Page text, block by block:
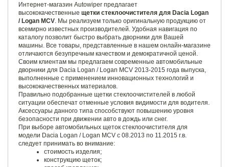
Интернет-магазин Autowiper предлагает
высококачественные щетки стеклоочистителя для Dacia Logan
/ Logan MCV. Мы реализуем только оригинальную продукцию от
всемирно известных производителей. Удобная навигация по
каталогу позволит быстро выбрать дворники для Вашей
машины. Все товары, представленные в нашем онлайн-магазине
отличаются безупречным качеством и демократичной ценой.
Своим клиентам мы предлагаем современные автомобильные
дворники для Dacia Logan / Logan MCV 2013-2015 года выпуска,
выполненные с применением инновационных технологий и
высококачественных материалов.
Правильно подобранные щетки стеклоочистителей в любой
ситуации обеспечат отменные условия видимости для водителя.
Аксессуары данного типа способствуют повышению уровня
безопасности при движении авто в дождь или снег.
При выборе автомобильных щеток стеклоочистителя для
модели Dacia Logan / Logan MCV с 08.2013 по 11.2015 г.в.
следует принимать во внимание:
стоимость изделия;
конструкцию щеток;